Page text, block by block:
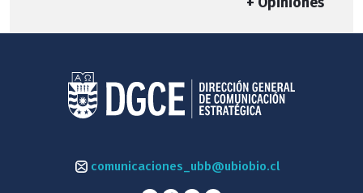
comunicaciones_ubb@ubiobio.cl